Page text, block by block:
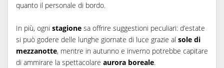
quanto il personale di bordo.
In più, ogni stagione sa offrire suggestioni peculiari: d’estate
si può godere delle lunghe giornate di luce grazie al sole di
mezzanotte, mentre in autunno e inverno potrebbe capitare
di ammirare la spettacolare aurora boreale.